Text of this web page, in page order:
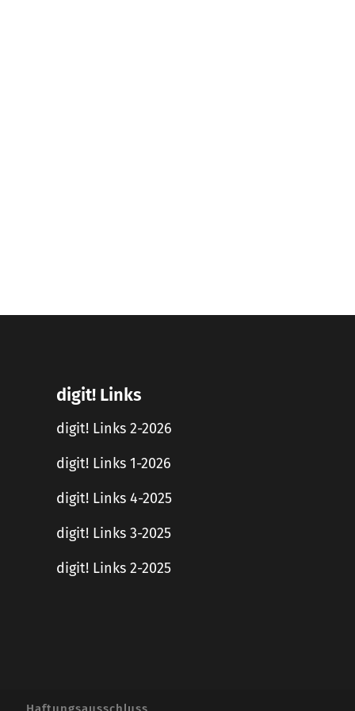
digit! Links
digit! Links 2-2026
digit! Links 1-2026
digit! Links 4-2025
digit! Links 3-2025
digit! Links 2-2025